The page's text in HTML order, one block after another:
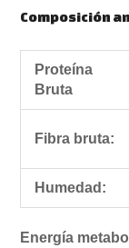
Composición
Proteína
Bruta
Fibra bruta:
Humedad:
Energía